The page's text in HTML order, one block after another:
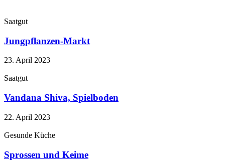
Saatgut
Jungpflanzen-Markt
23. April 2023
Saatgut
Vandana Shiva, Spielboden
22. April 2023
Gesunde Küche
Sprossen und Keime